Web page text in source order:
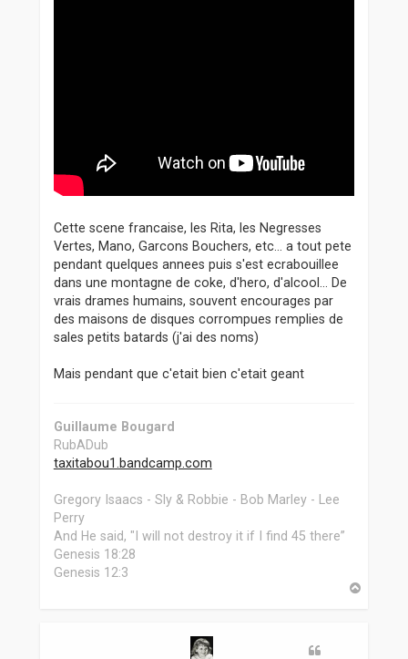
Cette scene francaise, les Rita, les Negresses
Vertes, Mano, Garcons Bouchers, etc... a tout pete
pendant quelques annees puis s'est ecrabouillee
dans une montagne de coke, d'hero, d'alcool... De
vrais drames humains, souvent encourages par
des maisons de disques corrompues remplies de
sales petits batards (j'ai des noms)
Mais pendant que c'etait bien c'etait geant
Guillaume Bougard
RubADub
taxitabou1.bandcamp.com
Gregory Isaacs - Sly & Robbie - Bob Marley - Lee
Perry
And He said, "I will not destroy it if I find 45 there”
Genesis 18:28
Genesis 12:3